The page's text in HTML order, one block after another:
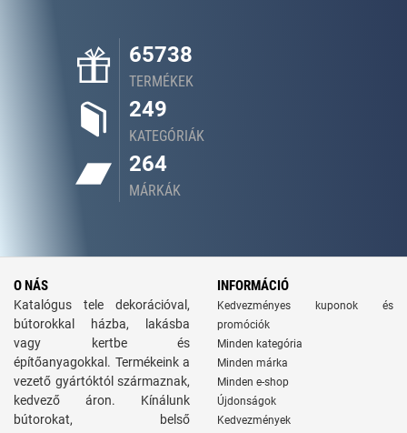
65738
TERMÉKEK
249
KATEGÓRIÁK
264
MÁRKÁK
O NÁS
Katalógus tele dekorációval,
bútorokkal házba, lakásba
vagy kertbe és
építőanyagokkal. Termékeink a
vezető gyártóktól származnak,
kedvező áron. Kínálunk
bútorokat, belső
INFORMÁCIÓ
Kedvezményes kuponok és
promóciók
Minden kategória
Minden márka
Minden e-shop
Újdonságok
Kedvezmények